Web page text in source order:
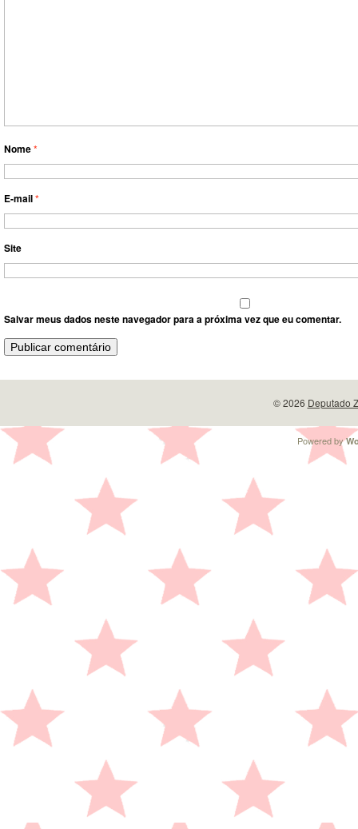
Nome*
E-mail*
Site
Salvar meus dados neste navegador para a próxima vez que eu comentar.
© 2026 Deputado
Powered by